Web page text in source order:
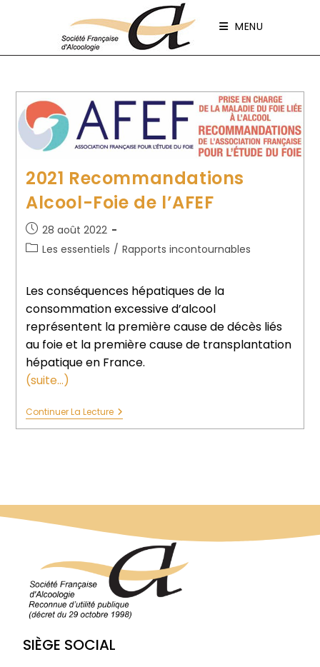
Panneau de gestion des cookies
MENU
2021 Recommandations
Alcool-Foie de l’AFEF
28 août 2022
Les essentiels / Rapports incontournables
Les conséquences hépatiques de la
consommation excessive d’alcool
représentent la première cause de décès liés
au foie et la première cause de transplantation
hépatique en France.
(suite…)
Continuer La Lecture
SIÈGE SOCIAL